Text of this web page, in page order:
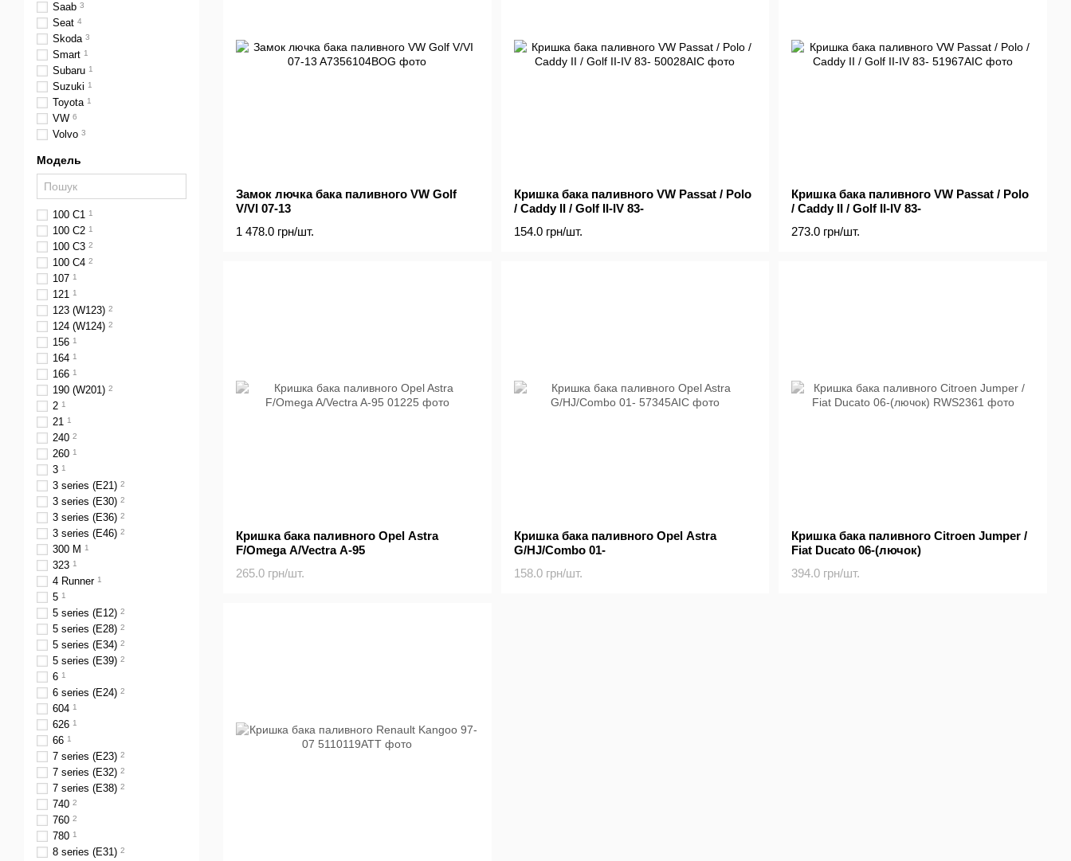
Замок лючка бака паливного VW Golf
V/VI 07-13
1 478.0 грн/шт.
Кришка бака паливного VW Passat / Polo
/ Caddy II / Golf II-IV 83-
154.0 грн/шт.
Кришка бака паливного VW Passat / Polo
/ Caddy II / Golf II-IV 83-
273.0 грн/шт.
Кришка бака паливного Opel Astra
F/Omega A/Vectra A-95
265.0 грн/шт.
Кришка бака паливного Opel Astra
G/HJ/Combo 01-
158.0 грн/шт.
Кришка бака паливного Citroen Jumper /
Fiat Ducato 06-(лючок)
394.0 грн/шт.
Saab 3
Seat 4
Skoda 3
Smart 1
Subaru 1
Suzuki 1
Toyota 1
VW 6
Volvo 3
Модель
100 C1 1
100 C2 1
100 C3 2
100 C4 2
107 1
121 1
123 (W123) 2
124 (W124) 2
156 1
164 1
166 1
190 (W201) 2
2 1
21 1
240 2
260 1
3 1
3 series (E21) 2
3 series (E30) 2
3 series (E36) 2
3 series (E46) 2
300 M 1
323 1
4 Runner 1
5 1
5 series (E12) 2
5 series (E28) 2
5 series (E34) 2
5 series (E39) 2
6 1
6 series (E24) 2
604 1
626 1
66 1
7 series (E23) 2
7 series (E32) 2
7 series (E38) 2
740 2
760 2
780 1
8 series (E31) 2